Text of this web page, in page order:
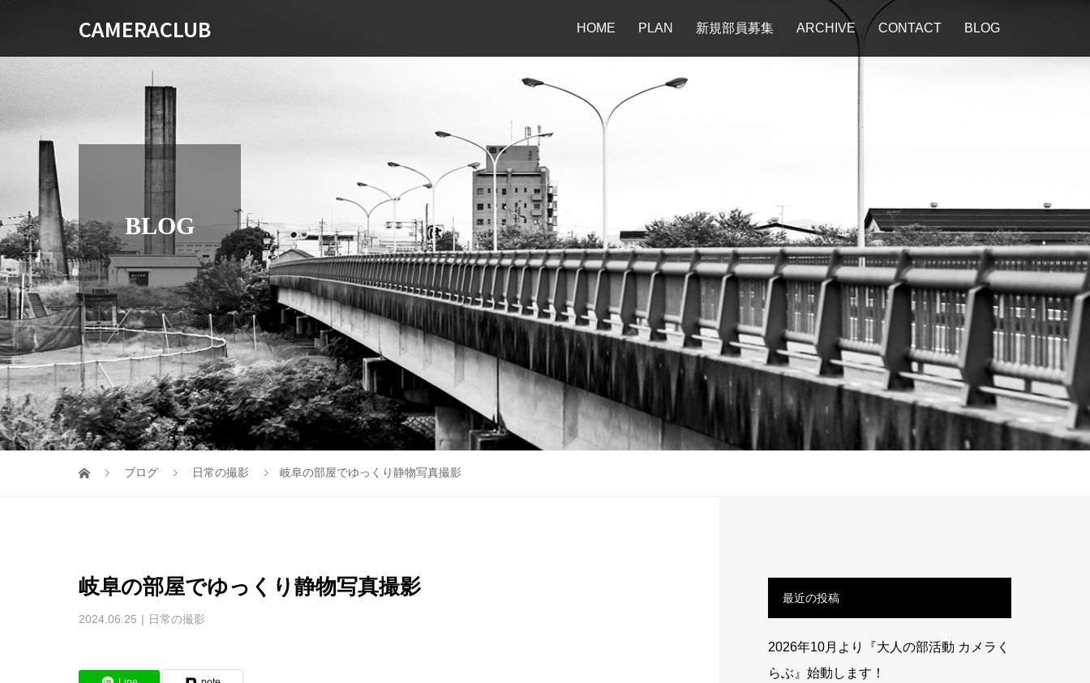
CAMERACLUB HOME PLAN 新規部員募集 ARCHIVE CONTACT BLOG
BLOG
ブログ 日常の撮影 岐阜の部屋でゆっくり静物写真撮影
岐阜の部屋でゆっくり静物写真撮影
2024.06.25 日常の撮影
最近の投稿
2026年10月より『大人の部活動 カメラく
らぶ』始動します！